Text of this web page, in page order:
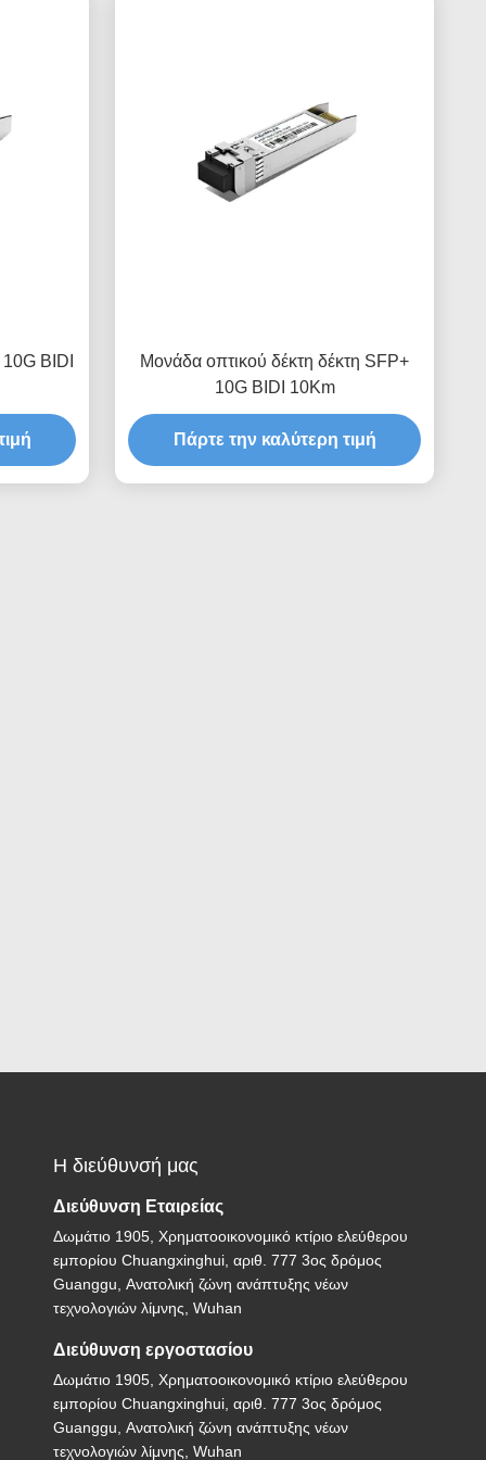
BIDI
Μονάδα οπτικού δέκτη δέκτη SFP+
10G BIDI 10Km
Πάρτε την καλύτερη τιμή
Η διεύθυνσή μας
Διεύθυνση Εταιρείας
Δωμάτιο 1905, Χρηματοοικονομικό κτίριο ελεύθερου
εμπορίου Chuangxinghui, αριθ. 777 3ος δρόμος
Guanggu, Ανατολική ζώνη ανάπτυξης νέων
τεχνολογιών λίμνης, Wuhan
Διεύθυνση εργοστασίου
Δωμάτιο 1905, Χρηματοοικονομικό κτίριο ελεύθερου
εμπορίου Chuangxinghui, αριθ. 777 3ος δρόμος
Guanggu, Ανατολική ζώνη ανάπτυξης νέων
τεχνολογιών λίμνης, Wuhan